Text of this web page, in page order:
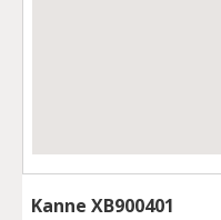
Kanne XB900401
Bewertung